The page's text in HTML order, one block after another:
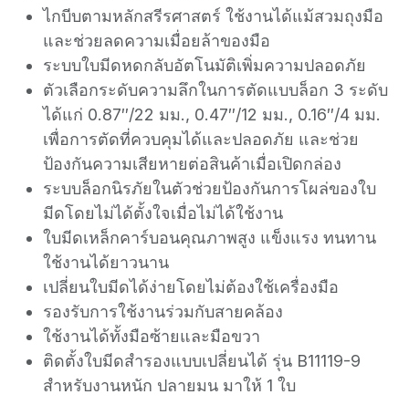
ไกบีบตามหลักสรีรศาสตร์ ใช้งานได้แม้สวมถุงมือ
และช่วยลดความเมื่อยล้าของมือ
ระบบใบมีดหดกลับอัตโนมัติเพิ่มความปลอดภัย
ตัวเลือกระดับความลึกในการตัดแบบล็อก 3 ระดับ
ได้แก่ 0.87″/22 มม., 0.47″/12 มม., 0.16″/4 มม.
เพื่อการตัดที่ควบคุมได้และปลอดภัย และช่วย
ป้องกันความเสียหายต่อสินค้าเมื่อเปิดกล่อง
ระบบล็อกนิรภัยในตัวช่วยป้องกันการโผล่ของใบ
มีดโดยไม่ได้ตั้งใจเมื่อไม่ได้ใช้งาน
ใบมีดเหล็กคาร์บอนคุณภาพสูง แข็งแรง ทนทาน
ใช้งานได้ยาวนาน
เปลี่ยนใบมีดได้ง่ายโดยไม่ต้องใช้เครื่องมือ
รองรับการใช้งานร่วมกับสายคล้อง
ใช้งานได้ทั้งมือซ้ายและมือขวา
ติดตั้งใบมีดสำรองแบบเปลี่ยนได้ รุ่น B11119-9
สำหรับงานหนัก ปลายมน มาให้ 1 ใบ